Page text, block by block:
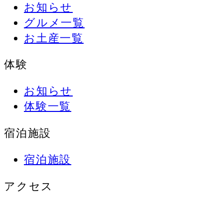
お知らせ
グルメ一覧
お土産一覧
体験
お知らせ
体験一覧
宿泊施設
宿泊施設
アクセス